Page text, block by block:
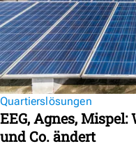
Quartierslösungen
EEG, Agnes,
und Co. ändert